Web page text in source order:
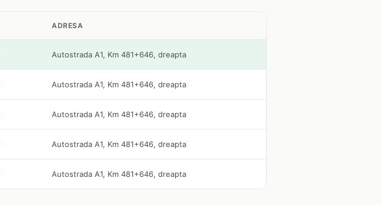
ADRESA
Autostrada A1, Km 481+646, dreapta
Autostrada A1, Km 481+646, dreapta
Autostrada A1, Km 481+646, dreapta
Autostrada A1, Km 481+646, dreapta
Autostrada A1, Km 481+646, dreapta